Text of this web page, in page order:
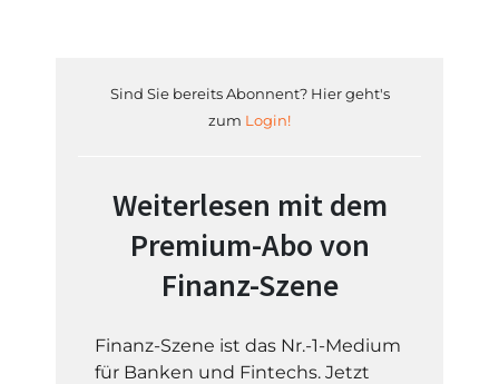
Sind Sie bereits Abonnent? Hier geht's
zum Login!
Weiterlesen mit dem
Premium-Abo von
Finanz-Szene
Finanz-Szene ist das Nr.-1-Medium
für Banken und Fintechs. Jetzt